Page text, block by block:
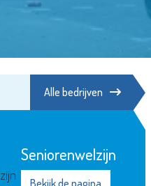
Alle bedrijven
Stroomopwaarts
MVS